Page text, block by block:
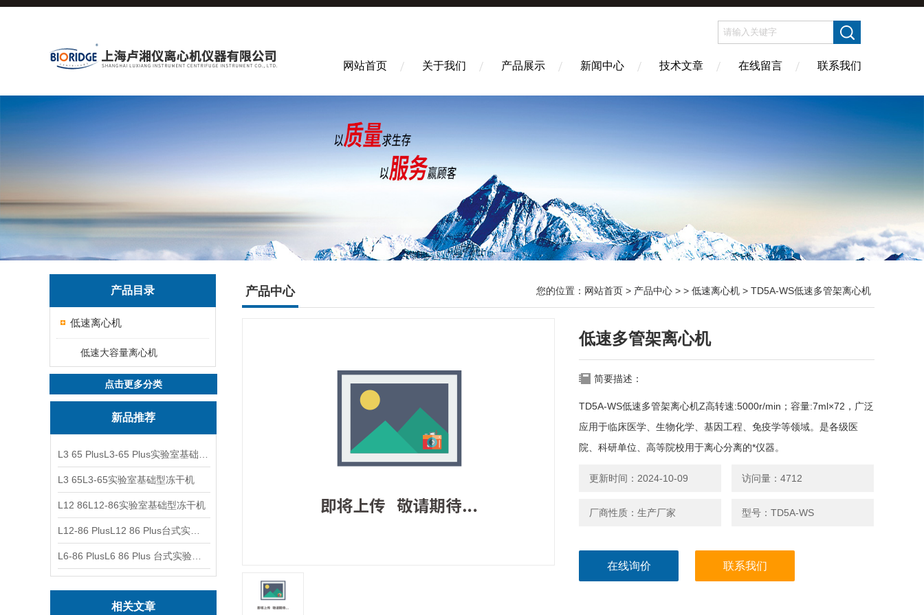
网站首页 关于我们 产品展示 新闻中心 技术文章 在线留言 联系我们
产品目录
低速离心机
低速大容量离心机
点击更多分类
新品推荐
L3 65L3-65实验室基础型冻干机
L12 86L12-86实验室基础型冻干机
相关文章
产品中心 您的位置： 网站首页 > 产品中心 > > 低速离心机 > TD5A-WS低速多管架离心机
低速多管架离心机
简要描述：
TD5A-WS低速多管架离心机Z高转速:5000r/min；容量:7ml×72，广泛
应用于临床医学、生物化学、基因工程、免疫学等领域。是各级医
院、科研单位、高等院校用于离心分离的*仪器。
更新时间：2024-10-09 访问量：4712
厂商性质：生产厂家 型号：TD5A-WS
在线询价 联系我们